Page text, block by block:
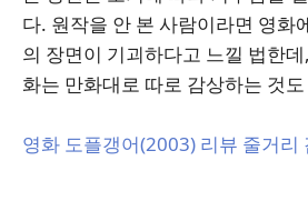
다. 원작을 안 본 사람이라면 영화
의 장면이 기괴하다고 느낄 법한
화는 만화대로 따로 감상하는 것
영화 도플갱어(2003) 리뷰 줄거리